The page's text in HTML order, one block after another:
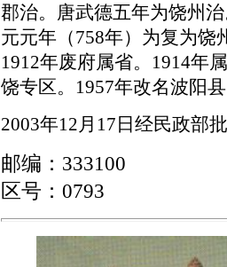
郡治。唐武德五年为饶州
元元年（758年）为复为饶
1912年废府属省。1914年
饶专区。1957年改名波阳
2003年12月17日经民政部
邮编：333100
区号：0793